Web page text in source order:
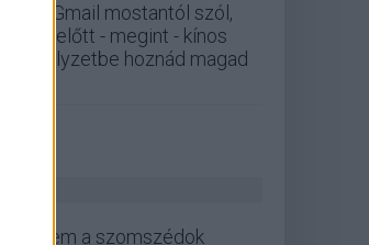
A Gmail mostantól szól,
mielőtt - megint - kínos
helyzetbe hoznád magad
Nem a szomszédok